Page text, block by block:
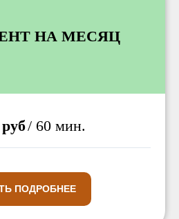
НА МЕСЯЦ
/ 60 мин.
ПОДРОБНЕЕ